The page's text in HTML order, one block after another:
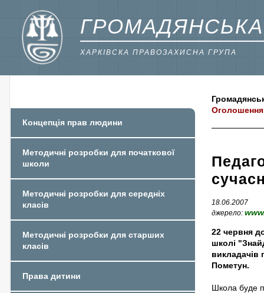
ГРОМАДЯНСЬКА
ХАРКІВСКА ПРАВОЗАХИСНА ГРУПА
Оголошення
18.06.2007
джерело:
22 червня
школі
викладачів
Пометун.
Школа буде
Концепція прав людини
Методичні розробки для початкової
школи
Методичні розробки для середніх
класів
Методичні розробки для старших
класів
Права дитини